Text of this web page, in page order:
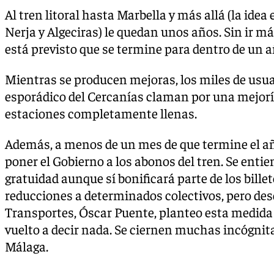
Al tren litoral hasta Marbella y más allá (la idea
Nerja y Algeciras) le quedan unos años. Sin ir
está previsto que se termine para dentro de un
Mientras se producen mejoras, los miles de
esporádico del Cercanías claman por una
estaciones completamente llenas.
Además, a menos de un mes de que termine el
poner el Gobierno a los abonos del tren. Se
gratuidad aunque sí bonificará parte de los
reducciones a determinados colectivos, pero
Transportes, Óscar Puente, planteo esta
vuelto a decir nada. Se ciernen muchas
Málaga.